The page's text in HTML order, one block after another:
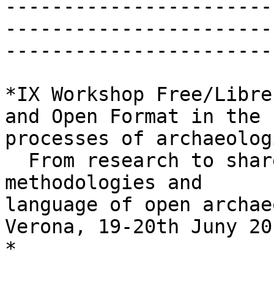
*IX Workshop Free/
and Open Format in the
processes of
methodologies and
language of open
Verona, 19-20th Juny
*